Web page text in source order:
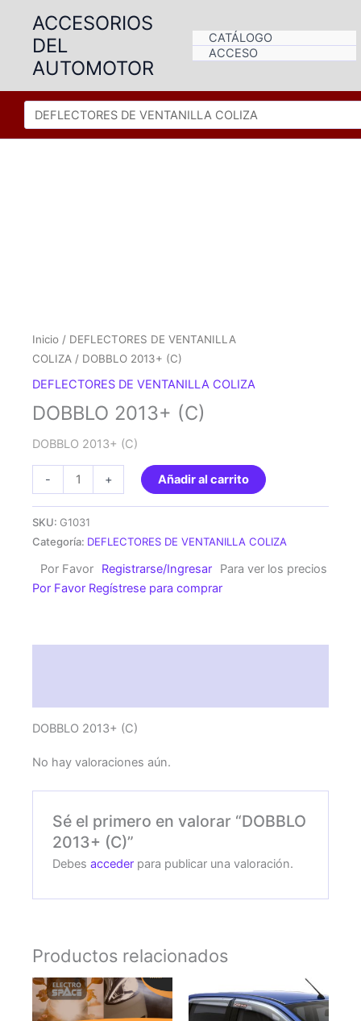
contenido
ACCESORIOS
DEL
AUTOMOTOR
CATÁLOGO
ACCESO
Inicio / DEFLECTORES DE VENTANILLA
COLIZA / DOBBLO 2013+ (C)
DEFLECTORES DE VENTANILLA COLIZA
DOBBLO 2013+ (C)
DOBBLO 2013+ (C)
-
DOBBLO
2013+
+ Añadir al carrito
SKU: G1031
Categoría: DEFLECTORES DE VENTANILLA COLIZA
Por Favor Registrarse/Ingresar
Para ver los precios
Por Favor Regístrese para comprar
DOBBLO 2013+ (C)
No hay valoraciones aún.
Sé el primero en valorar “DOBBLO
2013+ (C)”
Debesacceder para publicar una valoración.
Productos relacionados